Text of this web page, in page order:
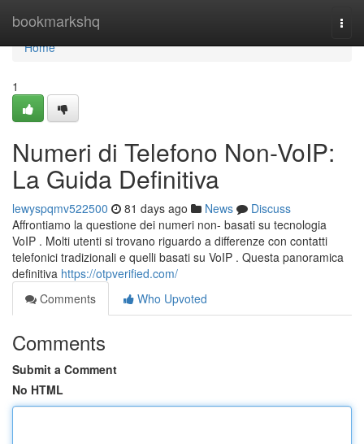
bookmarkshq
Home
Home
1
Numeri di Telefono Non-VoIP:
La Guida Definitiva
lewyspqmv522500 81 days ago News
Discuss
Affrontiamo la questione dei numeri non- basati su tecnologia
VoIP . Molti utenti si trovano riguardo a differenze con contatti
telefonici tradizionali e quelli basati su VoIP . Questa panoramica
definitiva https://otpverified.com/
Comments
Who Upvoted
Comments
Submit a Comment
No HTML